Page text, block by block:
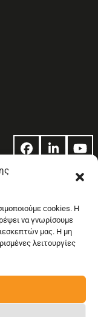
cookies. Η
να γνωρίσουμε
μας. Η μη
λειτουργίες
Facebook
LinkedIn